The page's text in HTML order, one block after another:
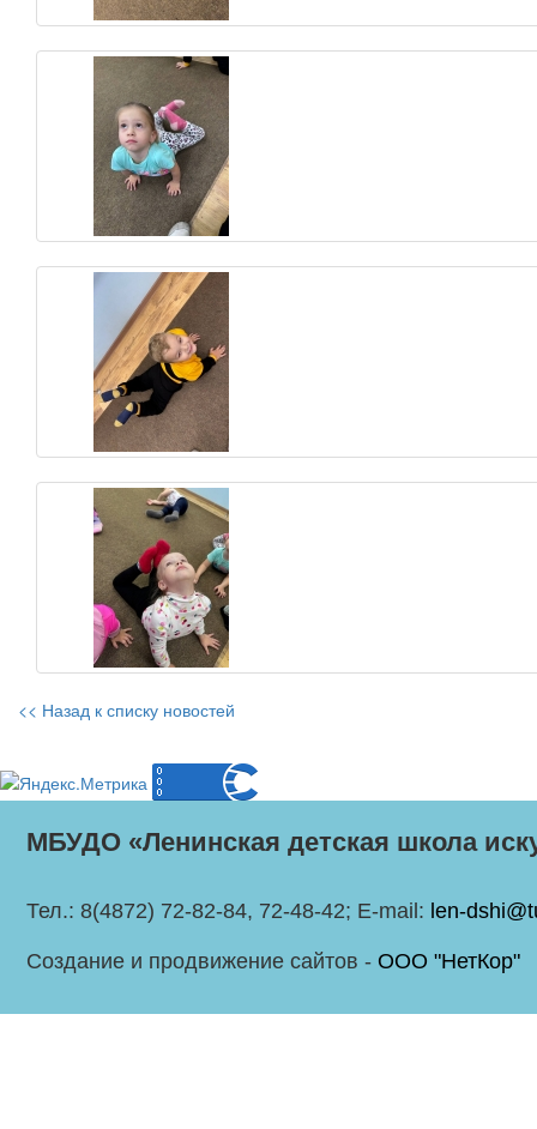
<< Назад к списку новостей
МБУДО «Ленинская детская школа
Тел.: 8(4872) 72-82-84, 72-48-42; E-mail: len-
Создание и продвижение сайтов - ООО "НетКор"